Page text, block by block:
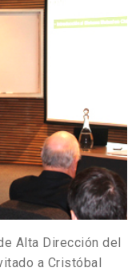
Alta Dirección del
a Cristóbal